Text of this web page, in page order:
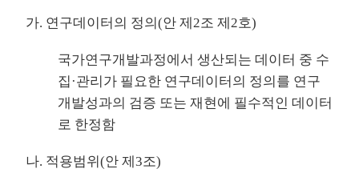
가. 연구데이터의 정의(안 제2조 제2호)
국가연구개발과정에서 생산되는 데이터 중 수
집·관리가 필요한 연구데이터의 정의를 연구
개발성과의 검증 또는 재현에 필수적인 데이터
로 한정함
나. 적용범위(안 제3조)